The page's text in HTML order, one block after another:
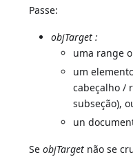
Passe:
objTarget :
uma range
um
cabeçalho /
subseção),
un
SeobjTarget não se